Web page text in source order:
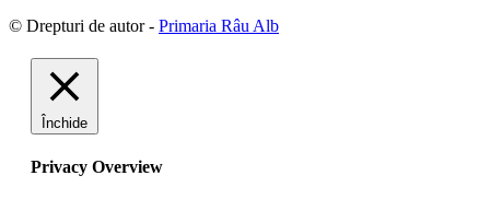
© Drepturi de autor - Primaria Râu Alb
Închide
Privacy Overview